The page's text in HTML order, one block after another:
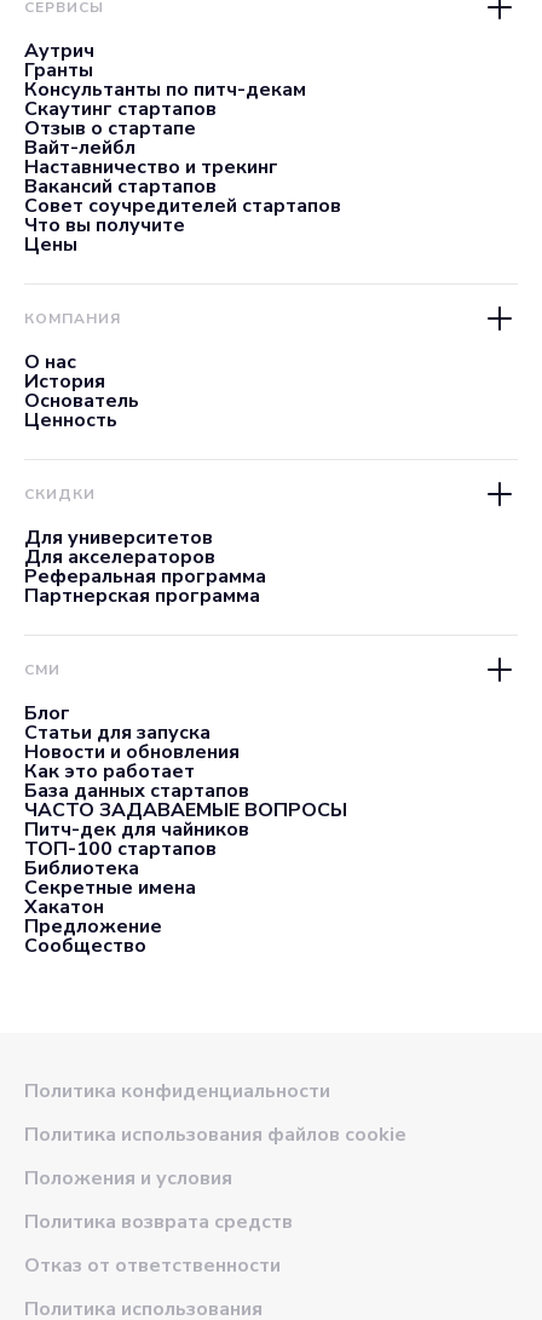
СЕРВИСЫ
Аутрич
Гранты
Консультанты по питч-декам
Скаутинг стартапов
Отзыв о стартапе
Вайт-лейбл
Наставничество и трекинг
Вакансий стартапов
Совет соучредителей стартапов
Что вы получите
Цены
КОМПАНИЯ
О нас
История
Основатель
Ценность
СКИДКИ
Для университетов
Для акселераторов
Реферальная программа
Партнерская программа
СМИ
Блог
Статьи для запуска
Новости и обновления
Как это работает
База данных стартапов
ЧАСТО ЗАДАВАЕМЫЕ ВОПРОСЫ
Питч-дек для чайников
ТОП-100 стартапов
Библиотека
Секретные имена
Хакатон
Предложение
Сообщество
Политика конфиденциальности
Политика использования файлов cookie
Положения и условия
Политика возврата средств
Отказ от ответственности
Политика использования